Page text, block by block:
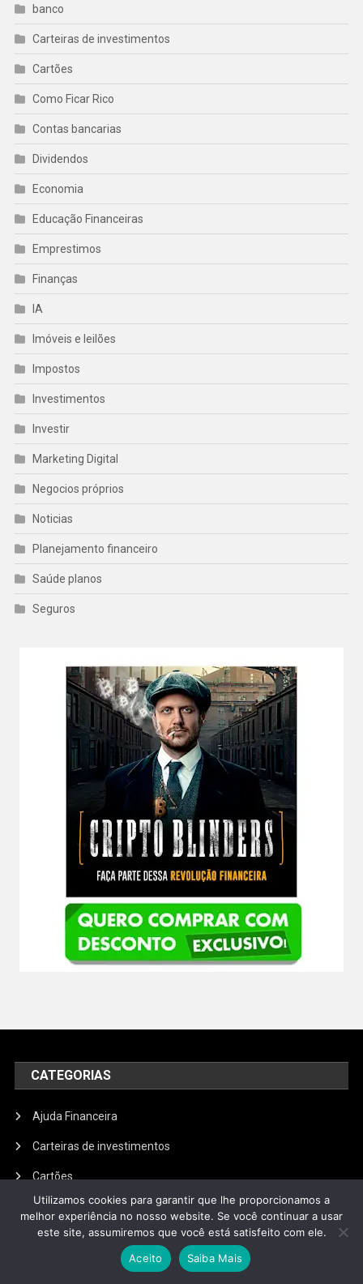
banco
Carteiras de investimentos
Cartões
Como Ficar Rico
Contas bancarias
Dividendos
Economia
Educação Financeiras
Emprestimos
Finanças
IA
Imóveis e leilões
Impostos
Investimentos
Investir
Marketing Digital
Negocios próprios
Noticias
Planejamento financeiro
Saúde planos
Seguros
CATEGORIAS
Ajuda Financeira
Carteiras de investimentos
Cartões
Como Ficar Rico
Economia
Educação Financeiras
Utilizamos cookies para garantir que lhe proporcionamos a
melhor experiência no nosso website. Se você continuar a usar
este site, assumiremos que você está satisfeito com ele.
Aceito
Saiba Mais